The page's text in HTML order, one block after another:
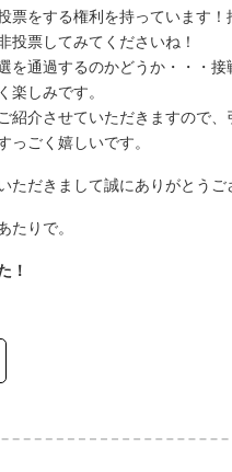
票をする権利を持っています！
投票してみてくださいね！
を通過するのかどうか・・・接
楽しみです。
紹介させていただきますので、
っごく嬉しいです。
ただきまして誠にありがとうご
たりで。
！